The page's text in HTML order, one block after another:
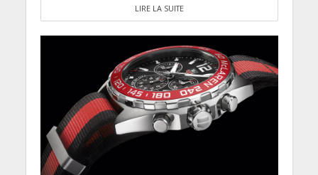
LIRE LA SUITE